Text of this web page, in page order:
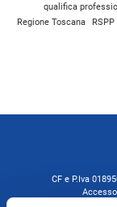
qualifica
Regione Toscana
RSPP
CF e P.Iva